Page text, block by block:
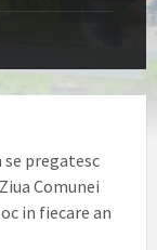
pregatesc
Comunei
in fiecare an